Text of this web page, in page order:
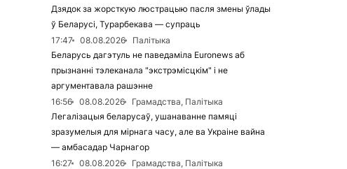
Дзядок за жорсткую люстрацыю пасля змены ўлады
ў Беларусі, Турарбекава — супраць
17:47
08.08.2026
Палітыка
Беларусь дагэтуль не паведаміла Euronews аб
прызнанні тэлеканала "экстрэмісцкім" і не
аргументавала рашэнне
16:56
08.08.2026
Грамадства, Палітыка
Легалізацыя беларусаў, ушанаванне памяці
зразумелыя для мірнага часу, але ва Украіне вайна
— амбасадар Чарнагор
16:27
08.08.2026
Грамадства, Палітыка